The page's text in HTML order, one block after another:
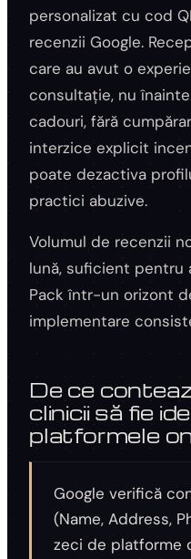
personalizat cu cod
recenzii Google.
care au avut o
consultație, nu
cadouri, fără
interzice explicit
poate dezactiva
practici abuzive.
Volumul de recenzii
lună, suficient pentru
Pack într-un orizont
implementare
De ce
clinicii să fie
platformele
Google verifică
(Name, Address,
zeci de platforme